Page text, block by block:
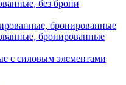
без брони
бронированные
бронированные
с силовым элементами